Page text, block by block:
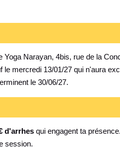
Narayan, 4bis, rue de la
mercredi 13/01/27 qui n'aura
le 30/06/27.
d'arrhesqui engagent ta
session.